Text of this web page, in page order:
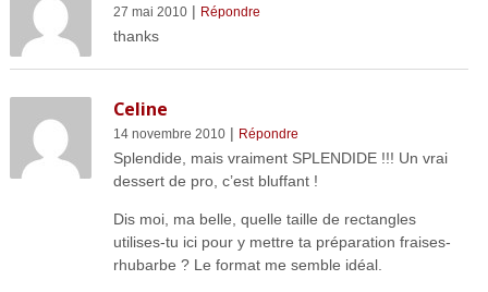
27 mai 2010| Répondre
thanks
Celine
14 novembre 2010| Répondre
Splendide, mais vraiment SPLENDIDE !!! Un vrai
dessert de pro, c’est bluffant !
Dis moi, ma belle, quelle taille de rectangles
utilises-tu ici pour y mettre ta préparation fraises-
rhubarbe ? Le format me semble idéal.